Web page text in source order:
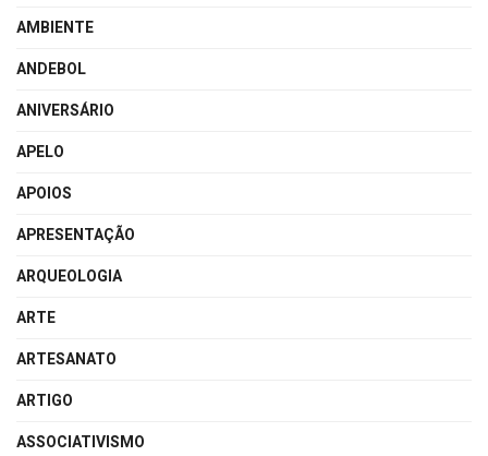
AMBIENTE
ANDEBOL
ANIVERSÁRIO
APELO
APOIOS
APRESENTAÇÃO
ARQUEOLOGIA
ARTE
ARTESANATO
ARTIGO
ASSOCIATIVISMO